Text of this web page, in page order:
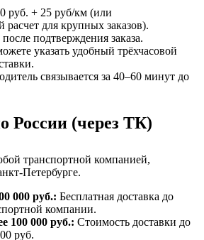
руб. + 25 руб/км (или
для крупных заказов).
подтверждения заказа.
указать удобный трёхчасовой
связывается за 40–60 минут до
России (через ТК)
транспортной компанией,
Петербурге.
000 руб.: Бесплатная доставка до
компании.
100 000 руб.: Стоимость доставки до
руб.